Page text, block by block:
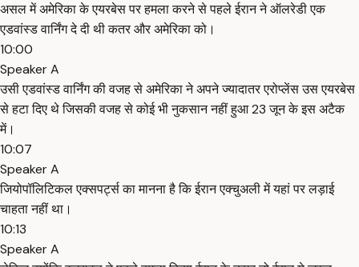
असल में अमेरिका के एयरबेस पर हमला करने से पहले ईरान ने ऑलरेडी एक
एडवांस्ड वार्निंग दे दी थी कतर और अमेरिका को।
10:00
Speaker A
उसी एडवांस्ड वार्निंग की वजह से अमेरिका ने अपने ज्यादातर एरोप्लेंस उस एयरबेस
से हटा दिए थे जिसकी वजह से कोई भी नुकसान नहीं हुआ 23 जून के इस अटैक
में।
10:07
Speaker A
जियोपॉलिटिकल एक्सपर्ट्स का मानना है कि ईरान एक्चुअली में यहां पर लड़ाई
चाहता नहीं था।
10:13
Speaker A